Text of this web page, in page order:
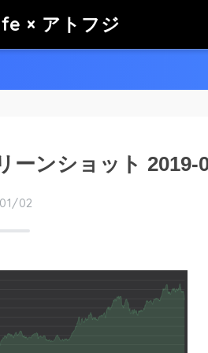
× アトフジ
ーンショット 2019-
02